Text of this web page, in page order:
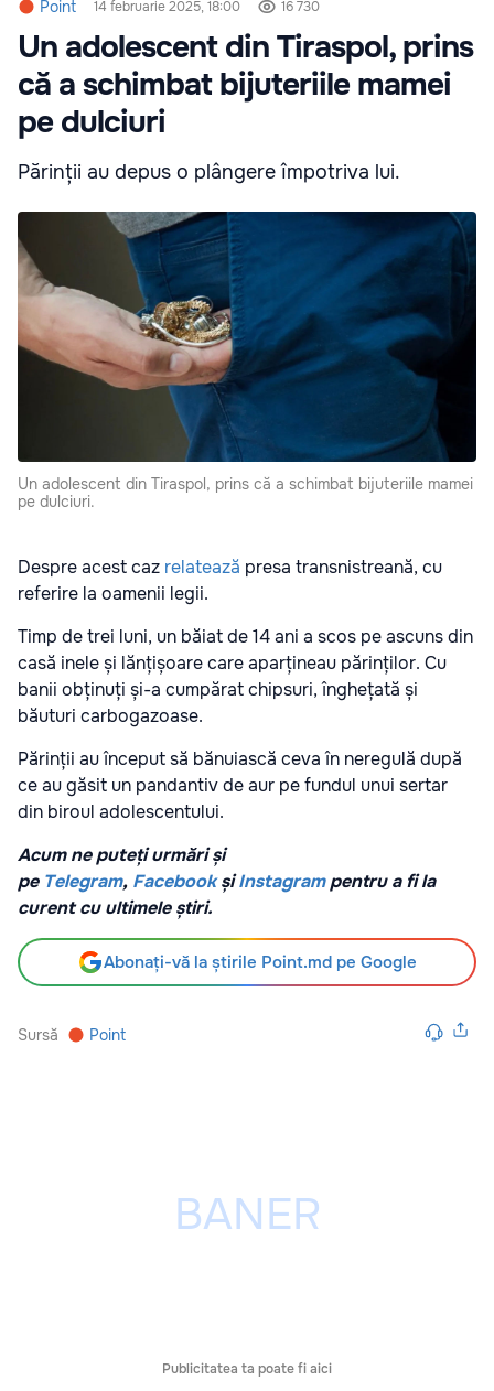
Point 14 februarie 2025, 18:00 16 730
Un adolescent din Tiraspol, prins
că a schimbat bijuteriile mamei
pe dulciuri
Părinții au depus o plângere împotriva lui.
Un adolescent din Tiraspol, prins că a schimbat bijuteriile mamei
pe dulciuri.
Despre acest caz relatează presa transnistreană, cu
referire la oamenii legii.
Timp de trei luni, un băiat de 14 ani a scos pe ascuns din
casă inele și lănțișoare care aparțineau părinților. Cu
banii obținuți și-a cumpărat chipsuri, înghețată și
băuturi carbogazoase.
Părinții au început să bănuiască ceva în neregulă după
ce au găsit un pandantiv de aur pe fundul unui sertar
din biroul adolescentului.
Acum ne puteți urmări și
pe Telegram, Facebook șiInstagrampentru a fi la
curent cu ultimele știri.
Abonați-vă la știrile Point.md pe Google
Sursă Point
Publicitatea ta poate fi aici